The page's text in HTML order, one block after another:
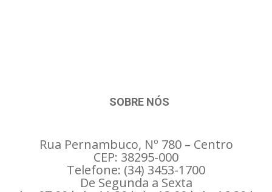
SOBRE NÓS
Rua Pernambuco, Nº 780 – Centro
CEP: 38295-000
Telefone: (34) 3453-1700
De Segunda a Sexta